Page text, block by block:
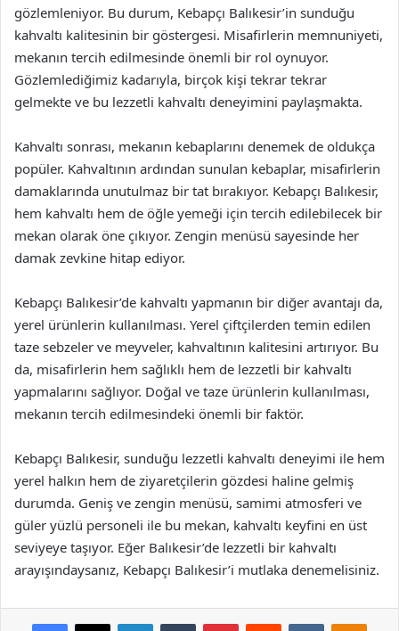
gözlemleniyor. Bu durum, Kebapçı Balıkesir’in sunduğu
kahvaltı kalitesinin bir göstergesi. Misafirlerin memnuniyeti,
mekanın tercih edilmesinde önemli bir rol oynuyor.
Gözlemlediğimiz kadarıyla, birçok kişi tekrar tekrar
gelmekte ve bu lezzetli kahvaltı deneyimini paylaşmakta.
Kahvaltı sonrası, mekanın kebaplarını denemek de oldukça
popüler. Kahvaltının ardından sunulan kebaplar, misafirlerin
damaklarında unutulmaz bir tat bırakıyor. Kebapçı Balıkesir,
hem kahvaltı hem de öğle yemeği için tercih edilebilecek bir
mekan olarak öne çıkıyor. Zengin menüsü sayesinde her
damak zevkine hitap ediyor.
Kebapçı Balıkesir’de kahvaltı yapmanın bir diğer avantajı da,
yerel ürünlerin kullanılması. Yerel çiftçilerden temin edilen
taze sebzeler ve meyveler, kahvaltının kalitesini artırıyor. Bu
da, misafirlerin hem sağlıklı hem de lezzetli bir kahvaltı
yapmalarını sağlıyor. Doğal ve taze ürünlerin kullanılması,
mekanın tercih edilmesindeki önemli bir faktör.
Kebapçı Balıkesir, sunduğu lezzetli kahvaltı deneyimi ile hem
yerel halkın hem de ziyaretçilerin gözdesi haline gelmiş
durumda. Geniş ve zengin menüsü, samimi atmosferi ve
güler yüzlü personeli ile bu mekan, kahvaltı keyfini en üst
seviyeye taşıyor. Eğer Balıkesir’de lezzetli bir kahvaltı
arayışındaysanız, Kebapçı Balıkesir’i mutlaka denemelisiniz.
Facebook
X LinkedInTumblr PinterestReddit VKontakte